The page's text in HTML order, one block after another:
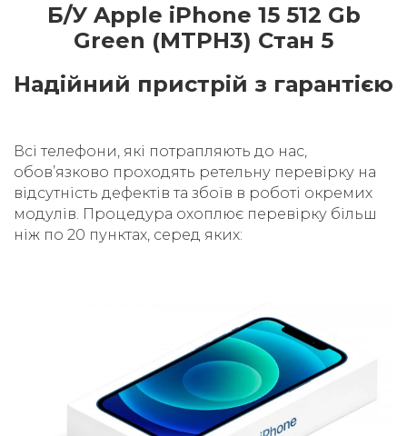
Б/У Apple iPhone 15 512 Gb
Green (MTPH3) Стан 5
Надійний пристрій з гарантією
Всі телефони, які потрапляють до нас,
обовʼязково проходять ретельну перевірку на
відсутність дефектів та збоїв в роботі окремих
модулів. Процедура охоплює перевірку більш
ніж по 20 пунктах, серед яких: